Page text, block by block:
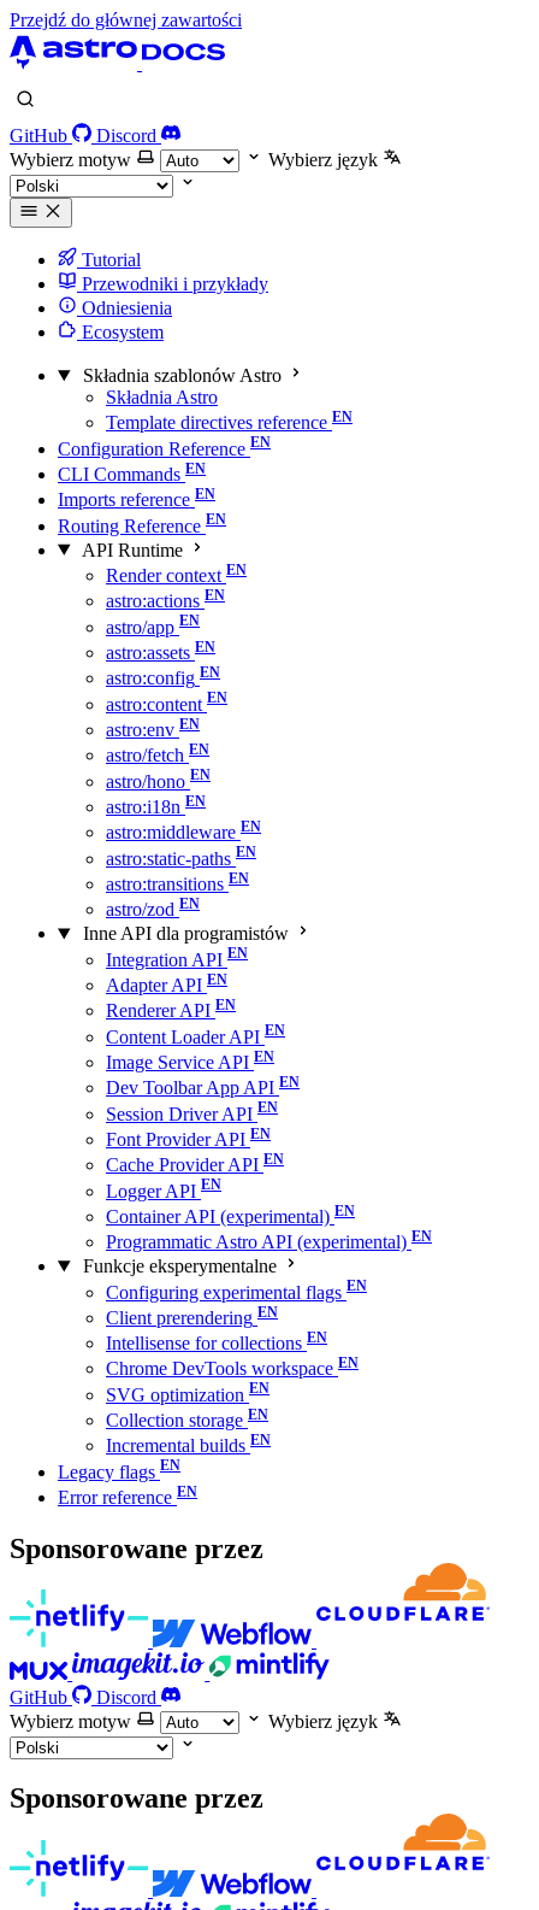
Przejdź do głównej zawartości
GitHub
Discord
Wybierz motyw
Wybierz język
Tutorial
Przewodniki i przykłady
Odniesienia
Ecosystem
Składnia szablonów Astro
Składnia Astro
Template directives reference
Configuration Reference
CLI Commands
Imports reference
Routing Reference
API Runtime
Render context
astro:actions
astro/app
astro:assets
astro:config
astro:content
astro:env
astro/fetch
astro/hono
astro:i18n
astro:middleware
astro:static-paths
astro:transitions
astro/zod
Inne API dla programistów
Integration API
Adapter API
Renderer API
Content Loader API
Image Service API
Dev Toolbar App API
Session Driver API
Font Provider API
Cache Provider API
Logger API
Container API (experimental)
Programmatic Astro API (experimental)
Funkcje eksperymentalne
Configuring experimental flags
Client prerendering
Intellisense for collections
Chrome DevTools workspace
SVG optimization
Collection storage
Incremental builds
Legacy flags
Error reference
Sponsorowane przez
GitHub
Discord
Wybierz motyw
Wybierz język
Sponsorowane przez